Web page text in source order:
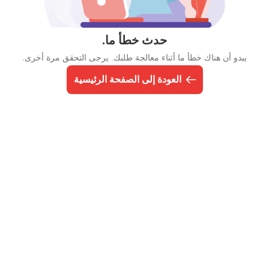
حدث خطأ ما.
يبدو أن هناك خطأ ما أثناء معالجة طلبك. يرجى التحقق مرة أخرى.
العودة إلى الصفحة الرئيسية